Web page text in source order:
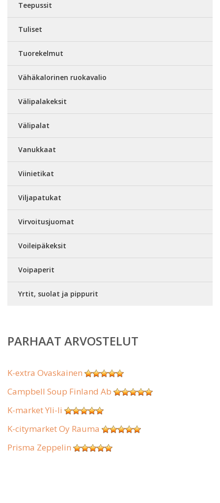
Teepussit
Tuliset
Tuorekelmut
Vähäkalorinen ruokavalio
Välipalakeksit
Välipalat
Vanukkaat
Viinietikat
Viljapatukat
Virvoitusjuomat
Voileipäkeksit
Voipaperit
Yrtit, suolat ja pippurit
PARHAAT ARVOSTELUT
K-extra Ovaskainen
Campbell Soup Finland Ab
K-market Yli-Ii
K-citymarket Oy Rauma
Prisma Zeppelin